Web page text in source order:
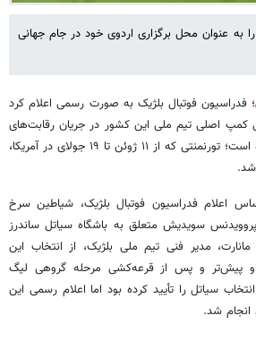
به عنوان محل برگزاری اردوی خود در جام جهانی
؛ فدراسیون فوتبال بلژیک به صورت رسمی اعلام کرد
اصلی تیم ملی این کشور در جریان رقابت‌های
جام جهانی ۲۰۲۶ انتخاب شده است؛ تورنمنتی که از ۱۱ ژوئن تا ۱۹ جولای در آمریکا،
شد.
اعلام فدراسیون فوتبال بلژیک، شیاطین سرخ
سویدیش متعلق به باشگاه سیاتل ساندرز
مدیر فنی تیم ملی بلژیک، از انتخاب این
او پیش‌تر و پس از قرعه‌کشی مرحله گروهی لیگ
سیاتل را تأیید کرده بود اما اعلام رسمی این
شد.